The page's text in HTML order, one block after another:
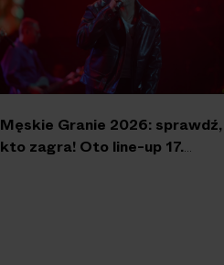
Męskie Granie 2026: sprawdź,
kto zagra! Oto line-up 17.